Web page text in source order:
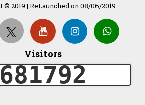
© 2019 | ReLaunched on 08/06/2019
Visitors
681792